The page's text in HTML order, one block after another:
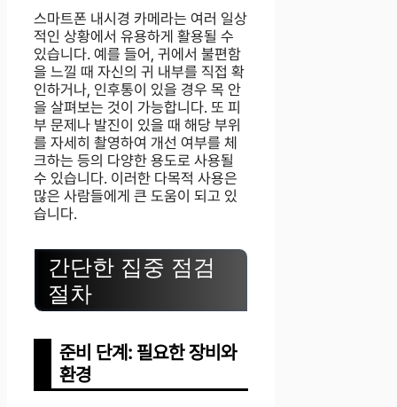
스마트폰 내시경 카메라는 여러 일상
적인 상황에서 유용하게 활용될 수
있습니다. 예를 들어, 귀에서 불편함
을 느낄 때 자신의 귀 내부를 직접 확
인하거나, 인후통이 있을 경우 목 안
을 살펴보는 것이 가능합니다. 또 피
부 문제나 발진이 있을 때 해당 부위
를 자세히 촬영하여 개선 여부를 체
크하는 등의 다양한 용도로 사용될
수 있습니다. 이러한 다목적 사용은
많은 사람들에게 큰 도움이 되고 있
습니다.
간단한 집중 점검
절차
준비 단계: 필요한 장비와
환경